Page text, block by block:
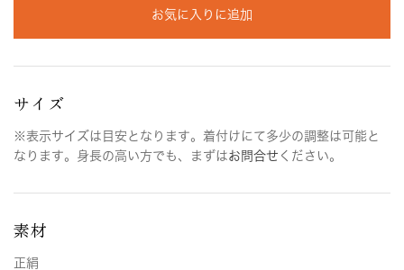
お気に入りに追加
サイズ
※表示サイズは目安となります。着付けにて多少の調整は可能と
なります。身長の高い方でも、まずはお問合せ ください。
素材
正絹